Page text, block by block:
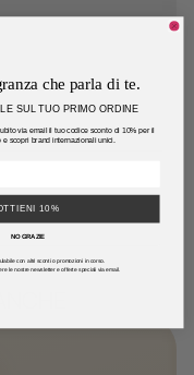
che parla di te.
SUL TUO PRIMO ORDINE
via email il tuo codice sconto di 10% per il
scopri brand internazionali unici.
10%
NO GRAZIE
con altri sconti o promozioni in corso.
le nostre newsletter e offerte speciali via email.